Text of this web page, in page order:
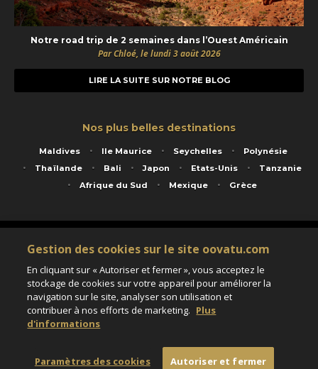
Notre road trip de 2 semaines dans l’Ouest Américain
Par Chloé, le lundi 3 août 2026
LIRE LA SUITE SUR NOTRE BLOG
Nos plus belles destinations
Maldives Ile Maurice Seychelles
Polynésie
Thaïlande
Bali Japon Etats-Unis
Tanzanie
Afrique du Sud
Mexique Grèce
Service animé par Nautil Voyages - 22 rue Georges Picquart 75017 Paris - S.A.S
au capital de 155 696 euros - RCS Paris B 423 671 973 - Code APE 7911Z
Matricule Atout France IM075100020 - Garantie financière Groupama - Agrément IATA
Assurance responsabilité civile et professionnelle HISCOX RCP0081066
Paramètres des cookies
Gestion des cookies sur le site oovatu.com
En cliquant sur « Autoriser et fermer », vous acceptez le
stockage de cookies sur votre appareil pour améliorer la
navigation sur le site, analyser son utilisation et
contribuer à nos efforts de marketing. Plus
d'informations
Paramètres des cookies Autoriser et fermer